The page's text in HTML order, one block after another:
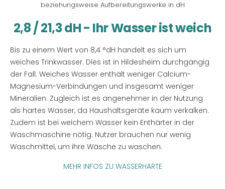
beziehungsweise Aufbereitungswerke in dH
2,8 / 21,3 dH - Ihr Wasser ist weich
Bis zu einem Wert von 8,4 °dH handelt es sich um
weiches Trinkwasser. Dies ist in Hildesheim durchgängig
der Fall. Weiches Wasser enthält weniger Calcium-
Magnesium-Verbindungen und insgesamt weniger
Mineralien. Zugleich ist es angenehmer in der Nutzung
als hartes Wasser, da Haushaltsgeräte kaum verkalken.
Zudem ist bei weichem Wasser kein Enthärter in der
Waschmaschine nötig. Nutzer brauchen nur wenig
Waschmittel, um ihre Wäsche zu waschen.
MEHR INFOS ZU WASSERHÄRTE